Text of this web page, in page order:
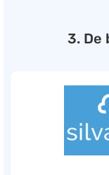
3. De